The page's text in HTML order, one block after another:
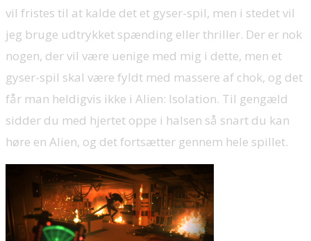
vil fristes til at kalde det et gyser-spil, men i stedet vil
jeg bruge udtrykket spænding eller thriller. Der er nok
nogen, der vil være uenige med mig i dette, men et
gyser-spil skal være fyldt med massere af chok, og det
får man heldigvis ikke i Alien: Isolation. Til gengæld
sidder du med hjertet oppe i halsen så snart du kan
høre en Alien, og det fortsætter gennem hele spillet.